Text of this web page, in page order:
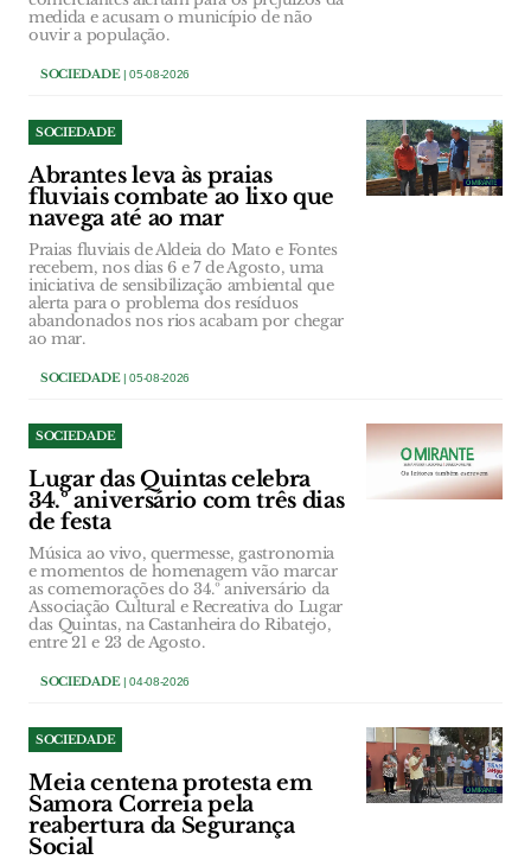
medida e acusam o município de não
ouvir a população.
SOCIEDADE| 05-08-2026
SOCIEDADE
Abrantes leva às praias
fluviais combate ao lixo que
navega até ao mar
Praias fluviais de Aldeia do Mato e Fontes
recebem, nos dias 6 e 7 de Agosto, uma
iniciativa de sensibilização ambiental que
alerta para o problema dos resíduos
abandonados nos rios acabam por chegar
ao mar.
SOCIEDADE| 05-08-2026
SOCIEDADE
Lugar das Quintas celebra
34.º aniversário com três dias
de festa
Música ao vivo, quermesse, gastronomia
e momentos de homenagem vão marcar
as comemorações do 34.º aniversário da
Associação Cultural e Recreativa do Lugar
das Quintas, na Castanheira do Ribatejo,
entre 21 e 23 de Agosto.
SOCIEDADE| 04-08-2026
SOCIEDADE
Meia centena protesta em
Samora Correia pela
reabertura da Segurança
Social